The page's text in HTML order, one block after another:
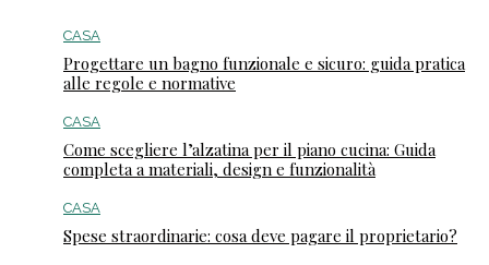
CASA
Progettare un bagno funzionale e sicuro: guida pratica
alle regole e normative
CASA
Come scegliere l’alzatina per il piano cucina: Guida
completa a materiali, design e funzionalità
CASA
Spese straordinarie: cosa deve pagare il proprietario?